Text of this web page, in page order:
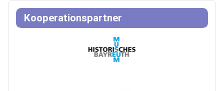
Kooperationspartner